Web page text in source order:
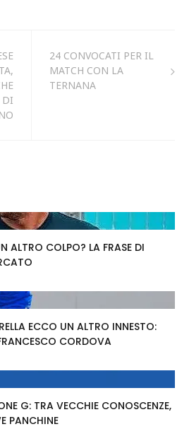
DI
24 CONVOCATI PER IL
MATCH CON LA
TERNANA
ALTRO COLPO? LA FRASE DI
ECCO UN ALTRO INNESTO:
CORDOVA
G: TRA VECCHIE CONOSCENZE,
PANCHINE